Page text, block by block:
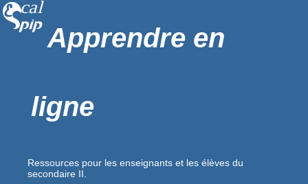
Apprendre en
ligne
Ressources pour les enseignants et les élèves du
secondaire II.